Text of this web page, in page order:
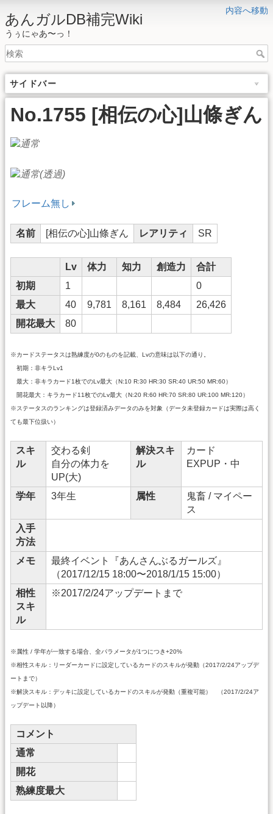
内容へ移動
あんガルDB補完Wiki
うぅにゃあ〜っ！
サイドバー
No.1755 [相伝の心]山條ぎん
フレーム無し
名前 [相伝の心]山條ぎん レアリティ SR
Lv 体力 知力 創造力
合計
初期
1
0
最大
40 9,781 8,161 8,484
26,426
開花最大
80
※カードステータスは熟練度が0のものを記載、Lvの意味は以下の通り。
初期：非キラLv1
最大：非キラカード1枚でのLv最大（N:10 R:30 HR:30 SR:40 UR:50 MR:60）
開花最大：キラカード11枚でのLv最大（N:20 R:60 HR:70 SR:80 UR:100 MR:120）
※ステータスのランキングは登録済みデータのみを対象（データ未登録カードは実際は高く
ても最下位扱い）
スキ
ル
交わる剣
自分の体力を
UP(大)
解決スキ
ル
カード
EXPUP・中
学年 3年生 属性
鬼畜 / マイペー
ス
入手
方法
メモ
最終イベント『あんさんぶるガールズ』
（2017/12/15 18:00〜2018/1/15 15:00）
相性
スキ
ル
※2017/2/24アップデートまで
※属性 / 学年が一致する場合、全パラメータが1つにつき+20%
※相性スキル：リーダーカードに設定しているカードのスキルが発動（2017/2/24アップデ
ートまで）
※解決スキル：デッキに設定しているカードのスキルが発動（重複可能） （2017/2/24ア
ップデート以降）
コメント
通常
開花
熟練度最大